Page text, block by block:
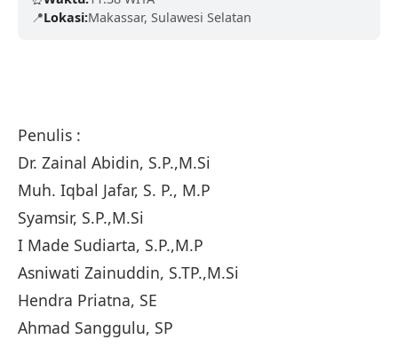
📍Lokasi:Makassar, Sulawesi Selatan
Penulis :
Dr. Zainal Abidin, S.P.,M.Si
Muh. Iqbal Jafar, S. P., M.P
Syamsir, S.P.,M.Si
I Made Sudiarta, S.P.,M.P
Asniwati Zainuddin, S.TP.,M.Si
Hendra Priatna, SE
Ahmad Sanggulu, SP